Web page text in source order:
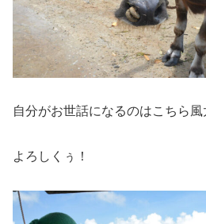
自分がお世話になるのはこちら風
よろしくぅ！